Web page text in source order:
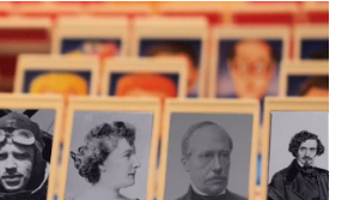
endroits où poser le genou par terre…